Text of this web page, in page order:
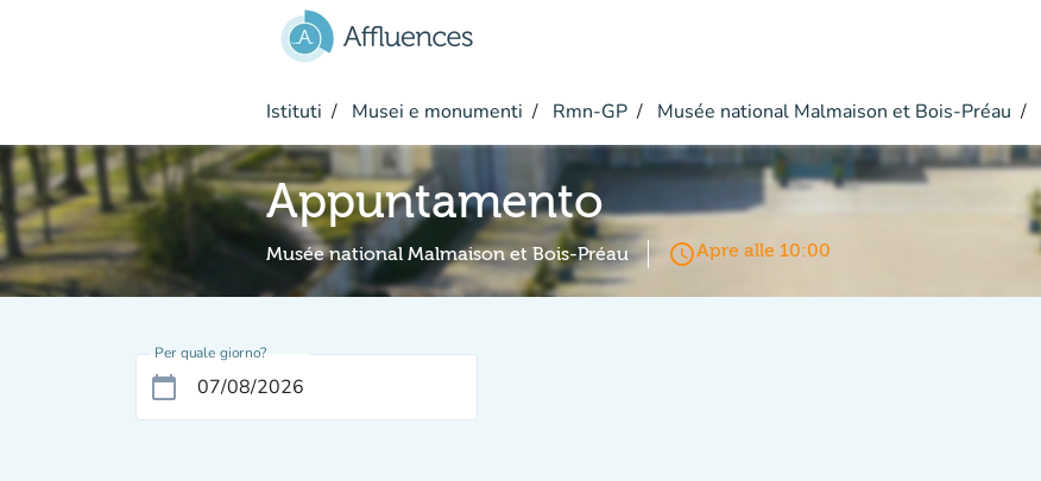
Istituti Musei e monumenti Rmn-GP Musée national Malmaison et Bois-Préau
Appuntamento
Musée national Malmaison et Bois-Préau access_timeApre alle 10:00
Per quale giorno?
calendar_today